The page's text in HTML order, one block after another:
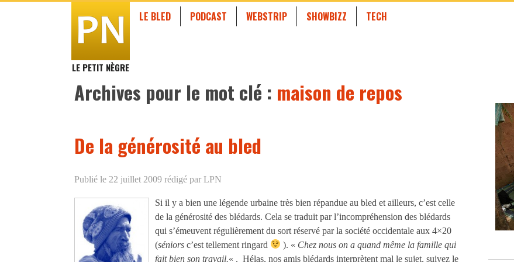
LE PETIT NÈGRE
LE BLED PODCAST WEBSTRIP SHOWBIZZ TECH
Archives pour le mot clé : maison de repos
De la générosité au bled
Publié le 22 juillet 2009 rédigé par LPN
Si il y a bien une légende urbaine très bien répandue au bled et ailleurs, c’est celle
de la générosité des blédards. Cela se traduit par l’incompréhension des blédards
qui s’émeuvent régulièrement du sort réservé par la société occidentale aux 4×20
(séniors c’est tellement ringard ). « Chez nous on a quand même la famille qui
fait bien son travail.« . Hélas, nos amis blédards interprètent mal le sujet, suivez le